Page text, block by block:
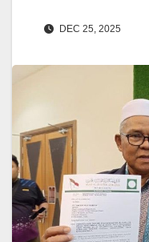
DEC 25, 2025